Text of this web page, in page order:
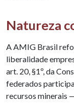
Natureza
A AMIG Brasil
liberalidade
art. 20, §1º, da
federados
recursos minerais